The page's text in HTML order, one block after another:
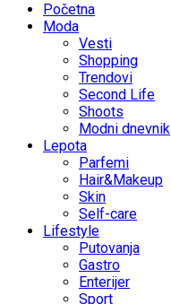
Početna
Moda
Vesti
Shopping
Trendovi
Second Life
Shoots
Modni dnevnik
Lepota
Parfemi
Hair&Makeup
Skin
Self-care
Lifestyle
Putovanja
Gastro
Enterijer
Sport